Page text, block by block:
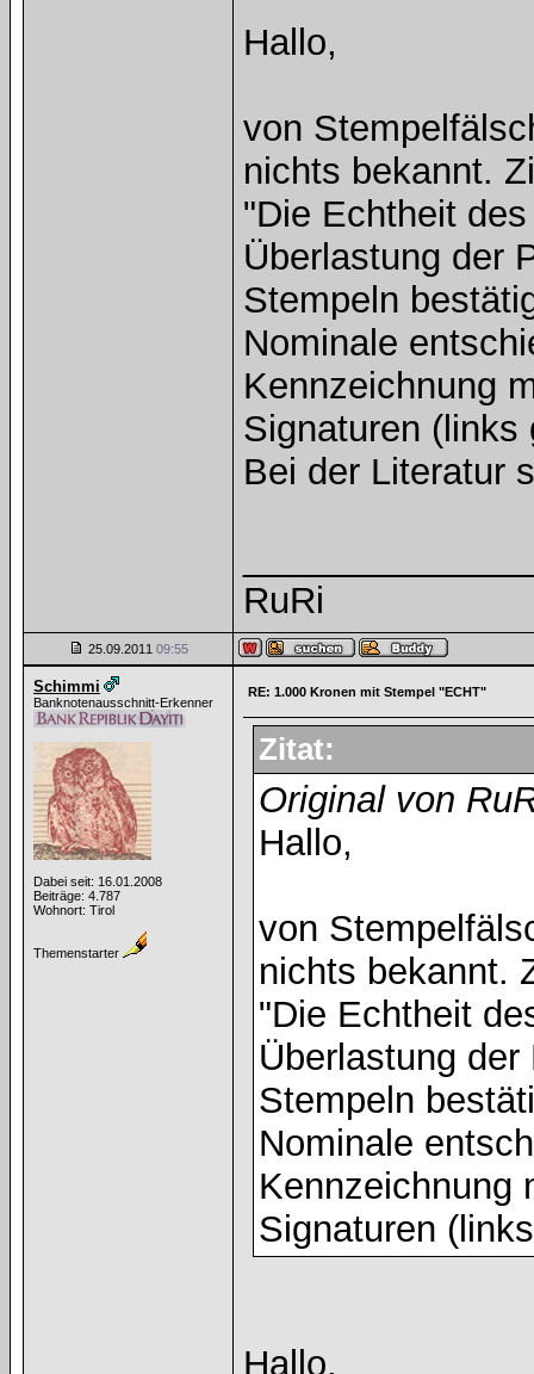
Hallo,
von
nichts bekannt.
"Die Echtheit
Überlastung der
Stempeln
Nominale
Kennzeichnung
Signaturen
Bei der Literatur
RuRi
25.09.2011 09:55
Schimmi
Banknotenausschnitt-Erkenner
Dabei seit: 16.01.2008
Beiträge: 4.787
Wohnort: Tirol
Themenstarter
RE: 1.000 Kronen mit Stempel "ECHT"
Zitat:
Original von
Hallo,
von
nichts bekannt.
"Die Echtheit
Überlastung
Stempeln
Nominale
Kennzeichnung
Signaturen
Hallo,